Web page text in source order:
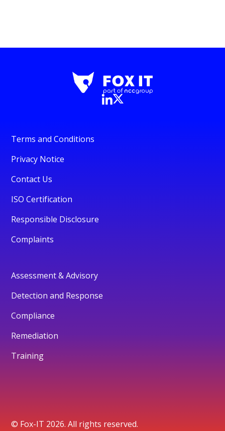
Terms and Conditions
Privacy Notice
Contact Us
ISO Certification
Responsible Disclosure
Complaints
Assessment & Advisory
Detection and Response
Compliance
Remediation
Training
© Fox-IT 2026. All rights reserved.